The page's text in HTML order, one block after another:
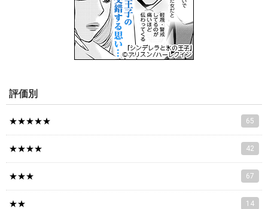
評価別
★★★★★ 65
★★★★ 42
★★★ 67
★★ 14